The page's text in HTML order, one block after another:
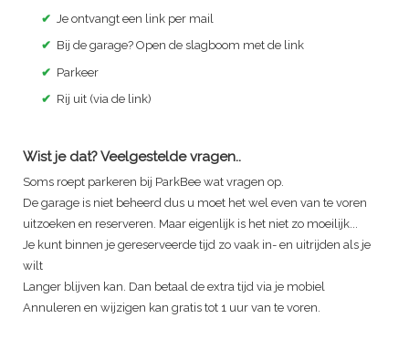
✔
Je ontvangt een link per mail
✔ Bij de garage? Open de slagboom met de link
✔ Parkeer
✔ Rij uit (via de link)
Wist je dat? Veelgestelde vragen..
Soms roept parkeren bij ParkBee wat vragen op.
De garage is niet beheerd dus u moet het wel even van te voren
uitzoeken en reserveren. Maar eigenlijk is het niet zo moeilijk...
Je kunt binnen je gereserveerde tijd zo vaak in- en uitrijden als je
wilt
Langer blijven kan. Dan betaal de extra tijd via je mobiel
Annuleren en wijzigen kan gratis tot 1 uur van te voren.